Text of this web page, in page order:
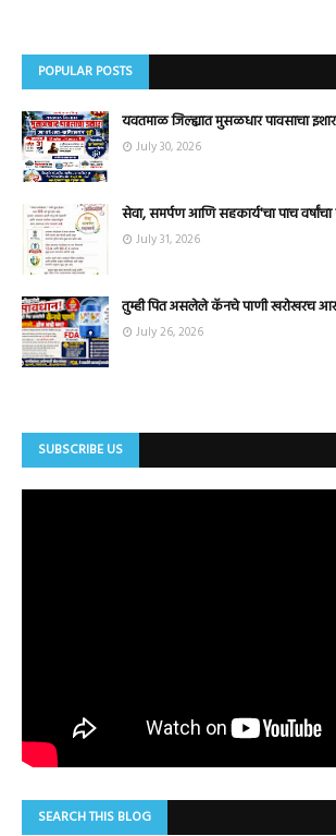
POPULAR POSTS
यवतमाळ जिल्ह्यात मुसळधार पावसाचा
July 30, 2026
सेवा, समर्पण आणि सहकार्य'चा पाच वर्षांचा
July 31, 2026
तुम्ही पित असलेले कॅनचे पाणी खरोखरच
July 26, 2026
SUBSCRIBE US
SEARCH THIS BLOG